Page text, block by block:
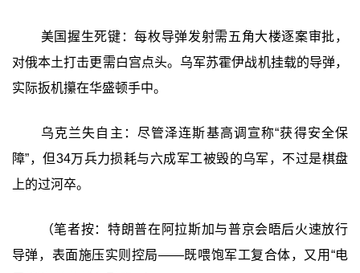
美国握生死键：每枚导弹发射需五角大楼逐案审批，
对俄本土打击更需白宫点头。乌军苏霍伊战机挂载的导弹，
实际扳机攥在华盛顿手中。
乌克兰失自主：尽管泽连斯基高调宣称“获得安全保
障”，但34万兵力损耗与六成军工被毁的乌军，不过是棋盘
上的过河卒。
（笔者按：特朗普在阿拉斯加与普京会晤后火速放行
导弹，表面施压实则控局——既喂饱军工复合体，又用“电